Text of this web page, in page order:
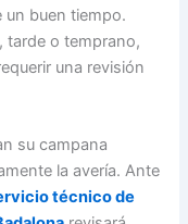
un buen tiempo.
tarde o temprano,
una revisión
su campana
la avería. Ante
técnico de